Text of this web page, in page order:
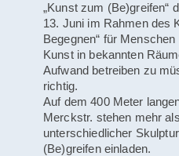
„Kunst zum (Be)greifen“
13. Juni im Rahmen des
Begegnen“ für
Kunst in bekannten
Aufwand betreiben zu
richtig.
Auf dem 400 Meter
Merckstr. stehen mehr
unterschiedlicher
(Be)greifen einladen.